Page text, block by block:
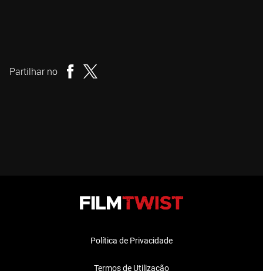
Partilhar no
Política de Privacidade
Termos de Utilização